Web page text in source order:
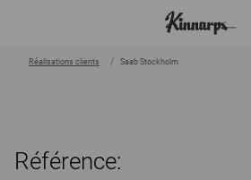
Réalisations clients Saab Stockholm
Référence: